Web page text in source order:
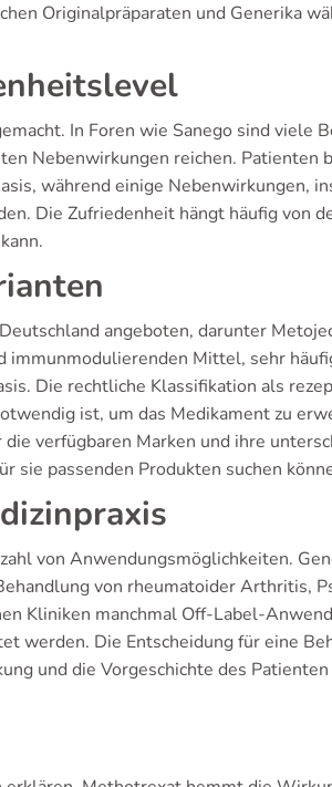
Originalpräparaten und Generika
In Foren wie Sanego sind viele
Nebenwirkungen reichen. Patienten
während einige Nebenwirkungen,
Die Zufriedenheit hängt häufig von
angeboten, darunter
immunmodulierenden Mittel, sehr
Die rechtliche Klassifikation als
ist, um das Medikament zu
verfügbaren Marken und ihre
sie passenden Produkten suchen
von Anwendungsmöglichkeiten.
von rheumatoider Arthritis,
Kliniken manchmal Off-Label-
werden. Die Entscheidung für eine
und die Vorgeschichte des